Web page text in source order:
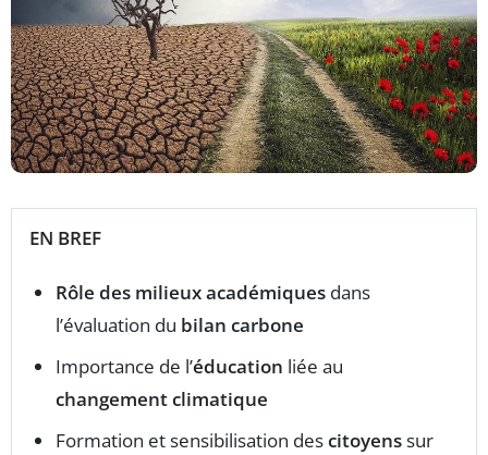
EN BREF
Rôle des milieux académiques dans
l’évaluation du bilan carbone
Importance de l’éducation liée au
changement climatique
Formation et sensibilisation descitoyenssur